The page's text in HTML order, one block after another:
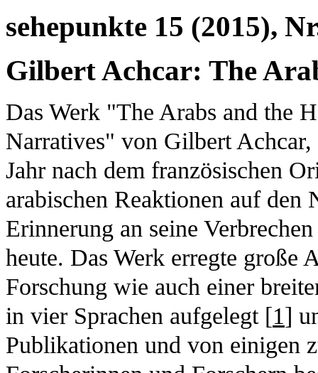
sehepunkte 15 (2015),
Gilbert Achcar: The
Das Werk "The Arabs and the
Narratives" von Gilbert
Jahr nach dem französischen
arabischen Reaktionen auf den
Erinnerung an seine
heute. Das Werk erregte große
Forschung wie auch einer
in vier Sprachen aufgelegt [1]
Publikationen und von einigen